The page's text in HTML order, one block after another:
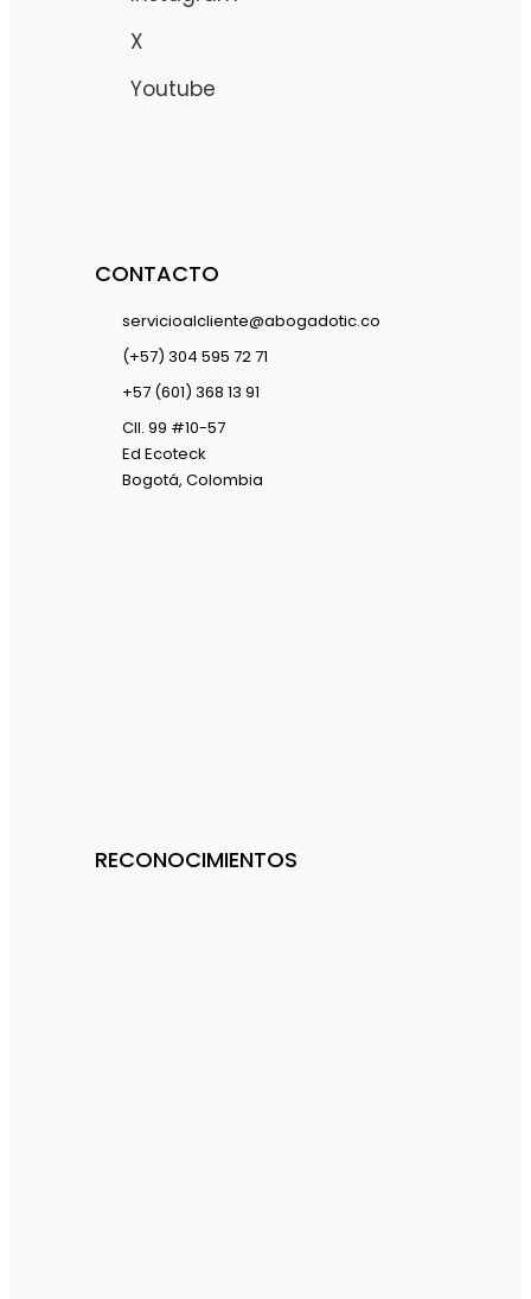
X
Youtube
CONTACTO
servicioalcliente@abogadotic.co
(+57) 304 595 72 71
+57 (601) 368 13 91
Cll. 99 #10-57
Ed Ecoteck
Bogotá, Colombia
RECONOCIMIENTOS